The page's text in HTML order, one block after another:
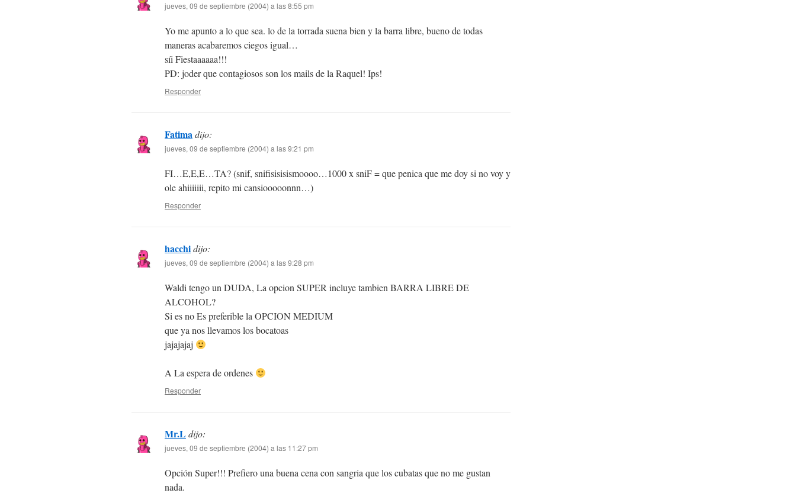
jueves, 09 de septiembre (2004) a las 8:55 pm
Yo me apunto a lo que sea. lo de la torrada suena bien y la barra libre, bueno de todas
maneras acabaremos ciegos igual…
síi Fiestaaaaaa!!!
PD: joder que contagiosos son los mails de la Raquel! Ips!
Responder
Fatimadijo:
jueves, 09 de septiembre (2004) a las 9:21 pm
FI…E,E,E…TA? (snif, snifisisisismoooo…1000 x sniF = que penica que me doy si no voy y
ole ahiiiiiii, repito mi cansiooooonnn…)
Responder
hacchidijo:
jueves, 09 de septiembre (2004) a las 9:28 pm
Waldi tengo un DUDA, La opcion SUPER incluye tambien BARRA LIBRE DE
ALCOHOL?
Si es no Es preferible la OPCION MEDIUM
que ya nos llevamos los bocatoas
jajajajaj
A La espera de ordenes
Responder
Mr.Ldijo:
jueves, 09 de septiembre (2004) a las 11:27 pm
Opción Super!!! Prefiero una buena cena con sangria que los cubatas que no me gustan
nada.